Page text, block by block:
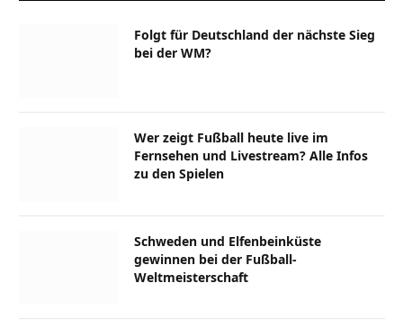
Folgt für Deutschland der nächste Sieg
bei der WM?
Wer zeigt Fußball heute live im
Fernsehen und Livestream? Alle Infos
zu den Spielen
Schweden und Elfenbeinküste
gewinnen bei der Fußball-
Weltmeisterschaft